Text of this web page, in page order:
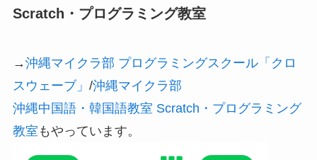
Scratch・プログラミング教室
→沖縄マイクラ部 プログラミングスクール「クロ
スウェーブ」 /沖縄マイクラ部
沖縄中国語・韓国語教室 Scratch・プログラミング
教室 もやっています。